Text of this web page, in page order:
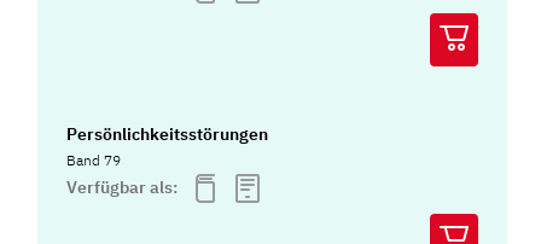
Persönlichkeitsstörungen
Band 79
Verfügbar als: